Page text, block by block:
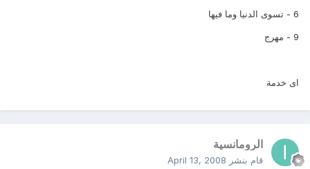
6 - تسوى الدنيا وما فيها
9 - مهرج
اى خدمة
الرومانسية
قام بنشر April 13, 2008